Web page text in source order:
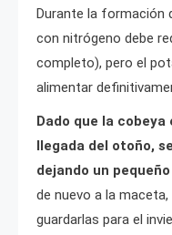
Durante la formación
con nitrógeno debe
completo), pero el
alimentar
Dado que la
llegada del otoño,
dejando un
de nuevo a la
guardarlas para el